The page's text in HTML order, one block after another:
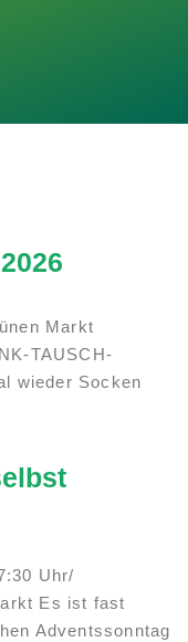
Markt
TAUSCH-
wieder Socken
Uhr/
Es ist fast
Adventssonntag